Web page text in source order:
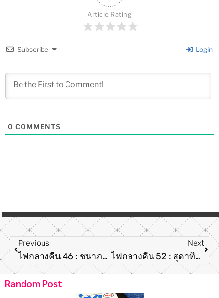
Article Rating
Subscribe Login
0 COMMENTS
Previous
ไฟกลางคืน 46 : ชนาภา นุตาคม
Next
ไฟกลางคืน 52 : สุดาทิพย์ พิมพ์ใจ
Random Post